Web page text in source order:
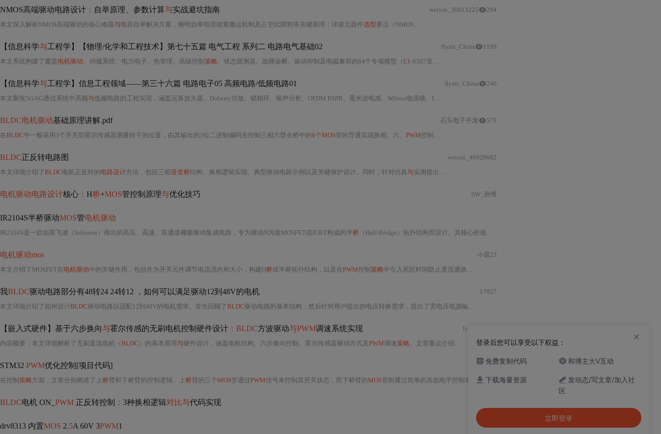
NMOS高端驱动电路设计 ： 自举原理、参数计算与实战避坑指南
本文深入解析NMOS高端驱动的核心难题与电容自举解决方案，阐明自举电容能量搬运机制及占空比限制等关键原理；详述元器件选型要点（NMOS、自举二极管、电容、栅极电阻）、参数计算方法（Cbs > Qg·k/ΔV）及半
weixin_30813225 294
【信息科学与工程学】【物理/化学和工程技术】第七十五篇 电气工程 系列二 电路电气基础02
本文系统构建了覆盖 电机驱动 、伺服系统、电力电子、热管理、高级控制 策略 、状态观测器、故障诊断、振动抑制及电磁兼容的84个专项模型（E1-0507至E 1
flyair_China 1199
【信息科学与工程学】信息工程领域——第三十六篇 电路电子05 高频电路/低频电路01
本文聚焦5G/6G通信系统中高频与低频电路的工程实现，涵盖运算放大器、Doherty功放、锁相环、噪声分析、OFDM PAPR、毫米波电感、Wilson电流镜、LDPC译码、VNA测量及开关电容电路等关键技术。依据3GPP（TS 38.101/TS 36.101）
flyair_China 246
BLDC电机驱动基础原理讲解.pdf
在BLDC中一般采用3个开关型霍尔传感器测量转子的位置，由其输出的3位二进制编码去控制三相六臂全桥中的6个MOS管的导通实现换相。六、 PWM控制 策略PWM
石头电子开发 579
BLDC正反转电路图
本文详细介绍了BLDC电机正反转的电路设计方法，包括三相 逆变桥结构、换相逻辑实现、典型驱动电路示例以及关键保护设计。同时，针对仿真 与实测提出了注意事项，帮助用户深入理解
weixin_46929682
电机驱动电路设计核心 ： H桥+MOS管控制原理与优化技巧 SW_孙维
IR2104S半桥驱动MOS管电机驱动
IR2104S是一款由英飞凌（Infineon）推出的高压、高速、双通道栅极驱动集成电路，专为驱动N沟道MOSFET或IGBT构成的半桥 （Half-Bridge）拓扑结构而设计。其核心价值在于解决高侧（High-Side）MOSFET驱动难题——即在母线电压远高于逻辑电平（如12V/24V/48V甚至更高）时，仍能可靠、高效地提供足够栅极驱动电压（通常需VGS ≥ 10V以确保MOSFET完全导通）和快速开关能力。IR2104S内部集成自举二极管（部分版本需外置）、电平位移电路（Level Shifter）、死区时间控制逻辑（典型值约680ns）、欠压锁定（UVLO）保护、以及独立的高/低侧驱动输出（HO/LO），支持10–20V宽范围VDD供电，并可承受高达600V的高端浮地电压（VS引脚耐压）。该芯片不包含电流检测或过流保护功能，属于“纯驱动器”，因此在
电机驱动mos
本文介绍了MOSFET在电机驱动中的关键作用，包括作为开关元件调节电流流向和大小，构建H桥或半桥拓扑结构，以及在PWM控制 策略中引入死区时间防止直流通路。同时，讨论了设计考量因素，如导通电阻、栅极电荷、开关频率对开关损耗的影响，并提供了一个计算开关损耗的Python函数。
小晨23
我BLDC驱动电路部分有48转24 24转12 ，如何可以满足驱动12到48V的电机
本文详细介绍了如何设计BLDC驱动电路以适配12到48V的电机需求。首先回顾了BLDC驱动电路的基本结构，然后针对用户提出的电压转换需求，提出了宽电压电源输入设计、功率器件
17927
【嵌入式硬件】基于六步换向与霍尔传感的无刷电机控制硬件设计 ：BLDC方波驱动与PWM调速系统实现
内容概要 ： 本文详细解析了无刷直流电机（BLDC ）的基本原理与硬件设计，涵盖电机结构、六步换向控制、霍尔传感器驱动方式及 PWM调速策略。文章重点介绍了硬件电路设计，包括光耦隔离、 MOS
lyglary
STM32 PWM优化控制[项目代码]
在控制 策略方面，文章分别阐述了上桥臂和下桥臂的控制逻辑。上桥臂的三个MOS管通过PWM信号来控制其开关状态，而下桥臂的MOS管则通过简单的高低电平控制来实现。
2
BLDC电机 ON_ PWM 正反转控制 ： 3种换相逻辑对比与代码实现
drv8313 内置MOS 2.5A 60V 3PWM1 邢小鹏
登录后您可以享受以下权益：
免费复制代码 和博主大V互动
下载海量资源
发动态/写文章/加入社
区
×
立即登录